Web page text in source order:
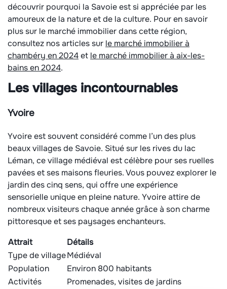
découvrir pourquoi la Savoie est si appréciée par les
amoureux de la nature et de la culture. Pour en savoir
plus sur le marché immobilier dans cette région,
consultez nos articles sur le marché immobilier à
chambéry en 2024et le marché immobilier à aix-les-
bains en 2024.
Les villages incontournables
Yvoire
Yvoire est souvent considéré comme l’un des plus
beaux villages de Savoie. Situé sur les rives du lac
Léman, ce village médiéval est célèbre pour ses ruelles
pavées et ses maisons fleuries. Vous pouvez explorer le
jardin des cinq sens, qui offre une expérience
sensorielle unique en pleine nature. Yvoire attire de
nombreux visiteurs chaque année grâce à son charme
pittoresque et ses paysages enchanteurs.
Attrait
Détails
Type de villageMédiéval
Population
Environ 800 habitants
Activités
Promenades, visites de jardins